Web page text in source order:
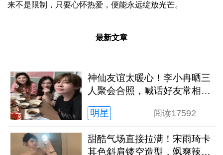
来不是限制，只要心怀热爱，便能永远绽放光芒。
最新文章
神仙友谊太暖心！李小冉晒三
人聚会合照，喊话好友常相聚
明星
阅读17592
甜酷气场直接拉满！宋雨琦卡
其色斜肩镂空造型，飒爽辣妹